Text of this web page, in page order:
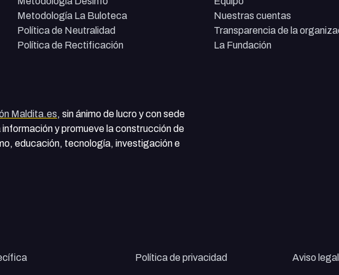
Metodología La Buloteca
Política de Neutralidad
Política de Rectificación
Nuestras cuentas
Transparencia de la
La Fundación
Maldita.es, sin ánimo de lucro y con sede
y promueve la construcción de
educación, tecnología, investigación e
Política de privacidad Aviso legal